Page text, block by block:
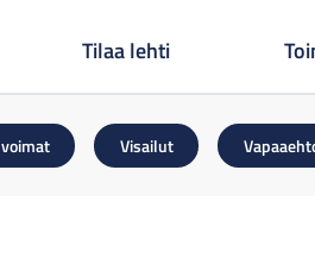
Tilaa lehti
Visailut